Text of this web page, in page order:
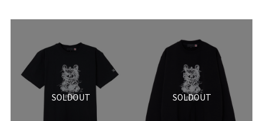
SOLDOUT SOLDOUT